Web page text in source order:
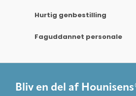
Hurtig genbestilling
Faguddannet personale
Bliv en del af